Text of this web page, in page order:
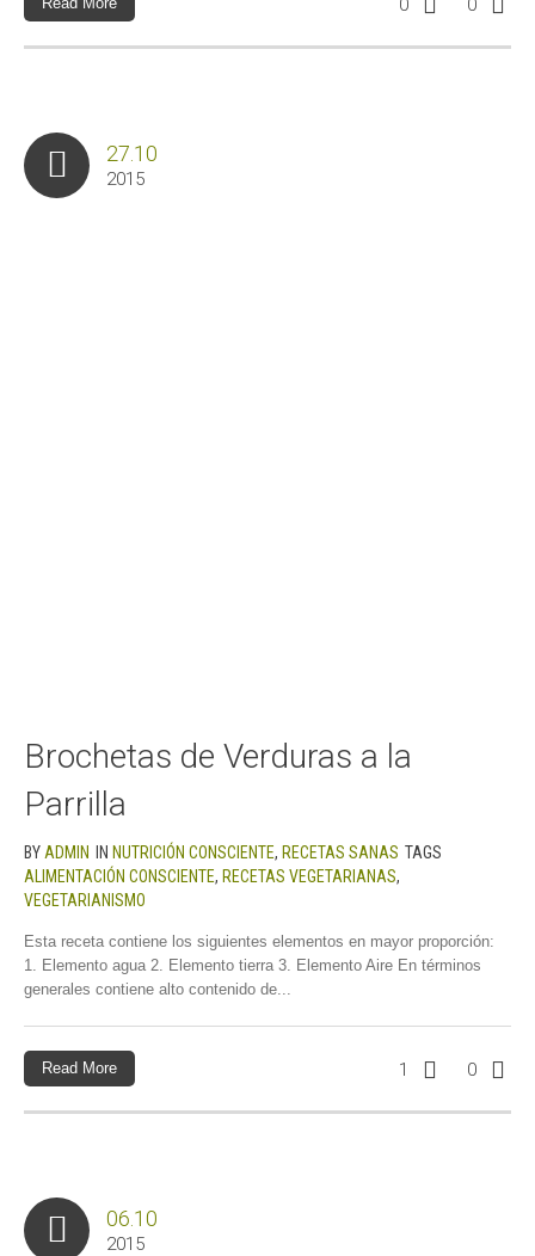
27.10
2015
Brochetas de Verduras a la
Parrilla
BY ADMIN IN NUTRICIÓN CONSCIENTE, RECETAS SANAS TAGS
ALIMENTACIÓN CONSCIENTE, RECETAS VEGETARIANAS,
VEGETARIANISMO
Esta receta contiene los siguientes elementos en mayor proporción:
1. Elemento agua 2. Elemento tierra 3. Elemento Aire En términos
generales contiene alto contenido de...
1 0
Read More
06.10
2015